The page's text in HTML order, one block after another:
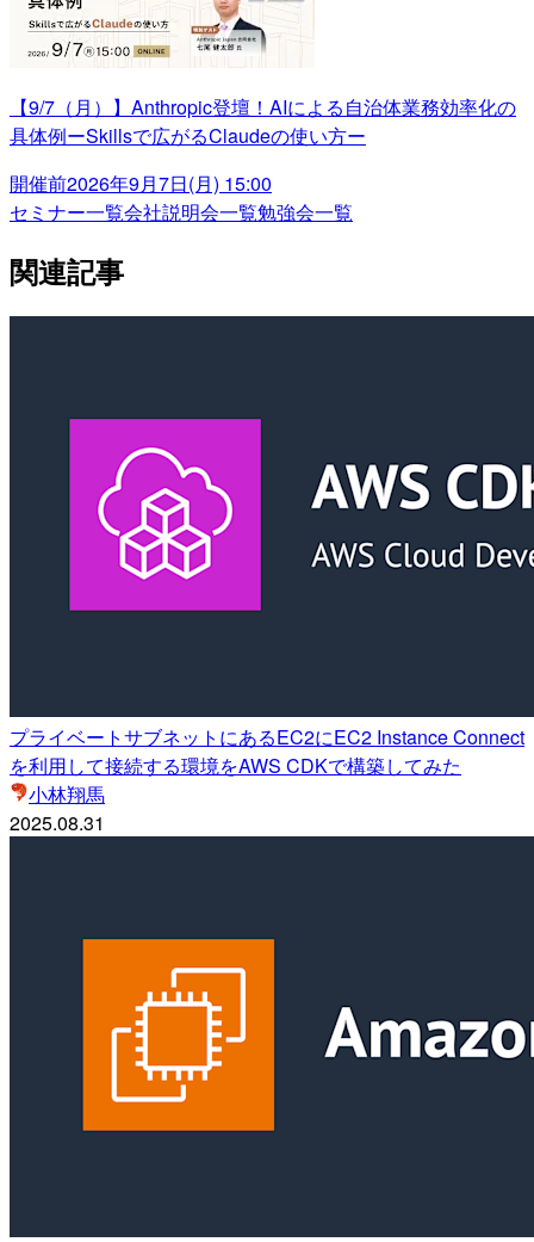
【9/7（月）】Anthropic登壇！AIによる自治体業務効率化の
具体例ーSkillsで広がるClaudeの使い方ー
開催前2026年9月7日(月) 15:00
セミナー一覧会社説明会一覧勉強会一覧
関連記事
プライベートサブネットにあるEC2にEC2 Instance Connect
を利用して接続する環境をAWS CDKで構築してみた
小林翔馬
2025.08.31